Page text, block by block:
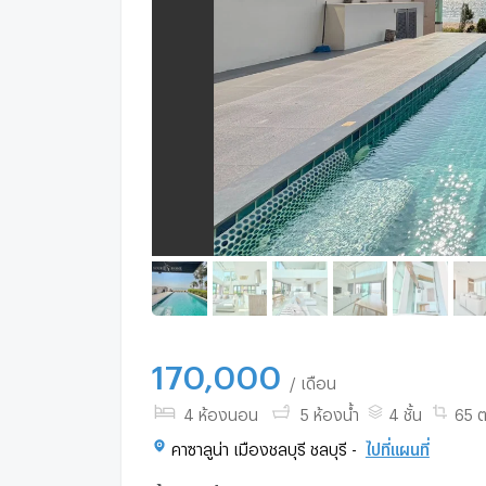
170,000 / เดือน
4 ห้องนอน 5 ห้องน้ำ 4 ชั้น 65
คาซาลูน่า เมืองชลบุรี ชลบุรี - ไปที่แผนที่